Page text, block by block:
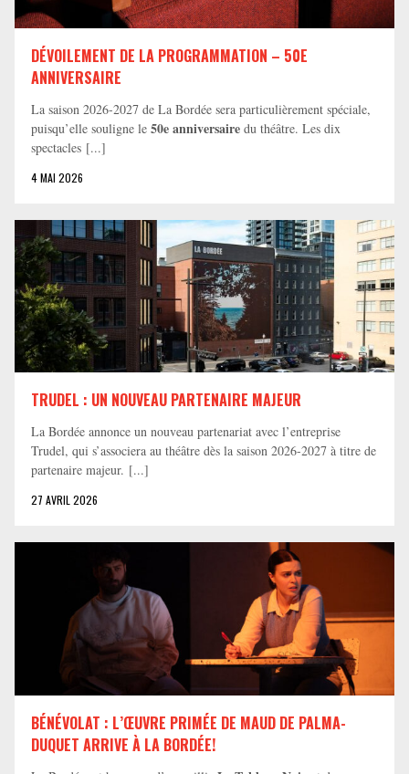
DÉVOILEMENT DE LA PROGRAMMATION – 50E
ANNIVERSAIRE
La saison 2026-2027 de La Bordée sera particulièrement spéciale,
puisqu’elle souligne le 50e anniversaire du théâtre. Les dix
spectacles [...]
4 MAI 2026
TRUDEL : UN NOUVEAU PARTENAIRE MAJEUR
La Bordée annonce un nouveau partenariat avec l’entreprise
Trudel, qui s’associera au théâtre dès la saison 2026-2027 à titre de
partenaire majeur. [...]
27 AVRIL 2026
BÉNÉVOLAT : L’ŒUVRE PRIMÉE DE MAUD DE PALMA-
DUQUET ARRIVE À LA BORDÉE!